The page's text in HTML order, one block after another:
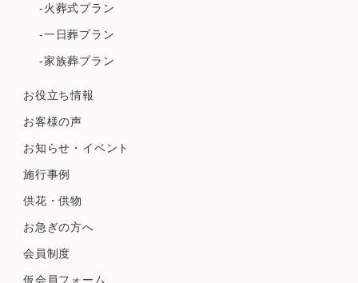
-火葬式プラン
-一日葬プラン
-家族葬プラン
お役立ち情報
お客様の声
お知らせ・イベント
施行事例
供花・供物
お急ぎの方へ
会員制度
仮会員フォーム